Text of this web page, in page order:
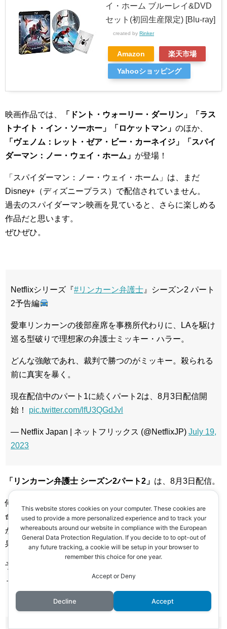
イ・ホーム ブルーレイ&DVD
セット(初回生産限定) [Blu-ray]
created by Rinker
Amazon 楽天市場
Yahooショッピング
映画作品では、
「ドント・ウォーリー・ダーリン」「ラス
トナイト・イン・ソーホー」「ロケットマン」 のほか、
「ヴェノム：レット・ゼア・ビー・カーネイジ」「スパイ
ダーマン：ノー・ウェイ・ホーム」 が登場！
「スパイダーマン：ノー・ウェイ・ホーム」は、まだ
Disney+（ディズニープラス）で配信されていません。
過去のスパイダーマン映画を見ていると、さらに楽しめる
作品だと思います。
ぜひぜひ。
Netflixシリーズ『#リンカーン弁護士 』シーズン2 パート
2予告編
愛車リンカーンの後部座席を事務所代わりに、LAを駆け
巡る型破りで理想家の弁護士ミッキー・ハラー。
どんな強敵であれ、裁判で勝つのがミッキー。殺られる
前に真実を暴く。
現在配信中のパート1に続くパート2は、8月3日配信開
始！ pic.twitter.com/lfU3QGdJvl
— Netflix Japan | ネットフリックス (@NetflixJP) July 19,
2023
「リンカーン弁護士 シーズン2パート2」 は、8月3日配信。
何者かに襲撃されたミッキー。
命の危険にさらされながら、再び裁判を戦い抜くのです
が・・・。
果たして、リサの裁判の行方は？
予告動画は、こちら。
→
「リンカーン弁護士」シーズン2 パート2予告編
This website stores cookies on your computer. These cookies are
used to provide a more personalized experience and to track your
whereabouts around our website in compliance with the European
General Data Protection Regulation. If you decide to to opt-out of
any future tracking, a cookie will be setup in your browser to
remember this choice for one year.
Accept or Deny
Decline Accept